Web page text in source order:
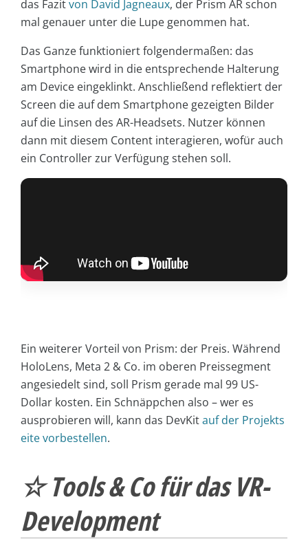
das Fazitvon David Jagneaux, der Prism AR schon
mal genauer unter die Lupe genommen hat.
Das Ganze funktioniert folgendermaßen: das
Smartphone wird in die entsprechende Halterung
am Device eingeklinkt. Anschließend reflektiert der
Screen die auf dem Smartphone gezeigten Bilder
auf die Linsen des AR-Headsets. Nutzer können
dann mit diesem Content interagieren, wofür auch
ein Controller zur Verfügung stehen soll.
Ein weiterer Vorteil von Prism: der Preis. Während
HoloLens, Meta 2 & Co. im oberen Preissegment
angesiedelt sind, soll Prism gerade mal 99 US-
Dollar kosten. Ein Schnäppchen also – wer es
ausprobieren will, kann das DevKitauf der Projekts
eite vorbestellen.
☆ Tools & Co für das VR-
Development